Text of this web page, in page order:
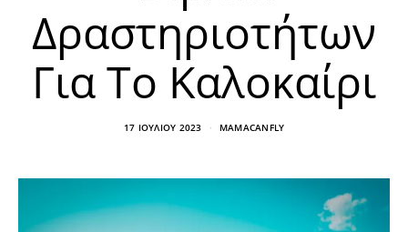
Δραστηριοτήτων
Για Το Καλοκαίρι
17 ΙΟΥΛΊΟΥ 2023 MAMACANFLY